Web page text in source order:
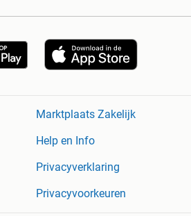
Marktplaats Zakelijk
Help en Info
Privacyverklaring
Privacyvoorkeuren